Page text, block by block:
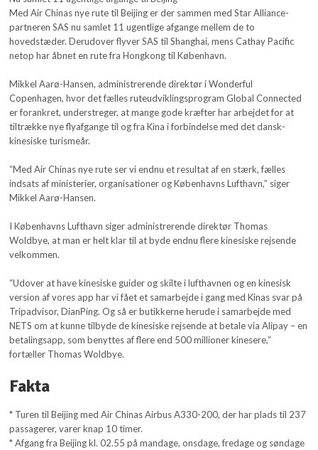
Med Air Chinas nye rute til Beijing er der sammen med Star Alliance-
partneren SAS nu samlet 11 ugentlige afgange mellem de to
hovedstæder. Derudover flyver SAS til Shanghai, mens Cathay Pacific
netop har åbnet en rute fra Hongkong til København.
Mikkel Aarø-Hansen, administrerende direktør i Wonderful
Copenhagen, hvor det fælles ruteudviklingsprogram Global Connected
er forankret, understreger, at mange gode kræfter har arbejdet for at
tiltrække nye flyafgange til og fra Kina i forbindelse med det dansk-
kinesiske turismeår.
“Med Air Chinas nye rute ser vi endnu et resultat af en stærk, fælles
indsats af ministerier, organisationer og Københavns Lufthavn,” siger
Mikkel Aarø-Hansen.
I Københavns Lufthavn siger administrerende direktør Thomas
Woldbye, at man er helt klar til at byde endnu flere kinesiske rejsende
velkommen.
“Udover at have kinesiske guider og skilte i lufthavnen og en kinesisk
version af vores app har vi fået et samarbejde i gang med Kinas svar på
Tripadvisor, DianPing. Og så er butikkerne herude i samarbejde med
NETS om at kunne tilbyde de kinesiske rejsende at betale via Alipay – en
betalingsapp, som benyttes af flere end 500 millioner kinesere,”
fortæller Thomas Woldbye.
Fakta
* Turen til Beijing med Air Chinas Airbus A330-200, der har plads til 237
passagerer, varer knap 10 timer.
* Afgang fra Beijing kl. 02.55 på mandage, onsdage, fredage og søndage